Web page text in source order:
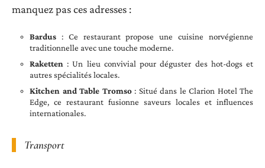
manquez pas ces adresses :
Bardus : Ce restaurant propose une cuisine norvégienne
traditionnelle avec une touche moderne.
Raketten : Un lieu convivial pour déguster des hot-dogs et
autres spécialités locales.
Kitchen and Table Tromso: Situé dans le Clarion Hotel The
Edge, ce restaurant fusionne saveurs locales et influences
internationales.
Transport